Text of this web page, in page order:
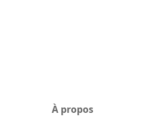
À propos